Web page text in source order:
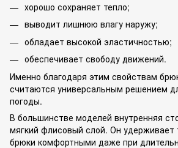
хорошо сохраняет тепло;
выводит лишнюю влагу наружу;
обладает высокой эластичностью;
обеспечивает свободу движений.
Именно благодаря этим свойствам
считаются универсальным решением
погоды.
В большинстве моделей внутренняя
мягкий флисовый слой. Он удерживает
брюки комфортными даже при